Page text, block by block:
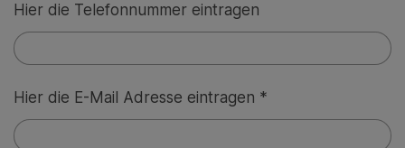
Hier die Telefonnummer eintragen
Hier die E-Mail Adresse eintragen *